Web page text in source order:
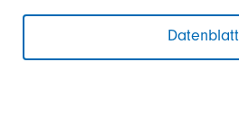
Datenblatt